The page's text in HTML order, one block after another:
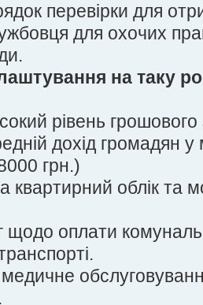
перевірки для
для охочих
на таку
рівень
дохід громадян у
грн.)
квартирний облік та
щодо оплати